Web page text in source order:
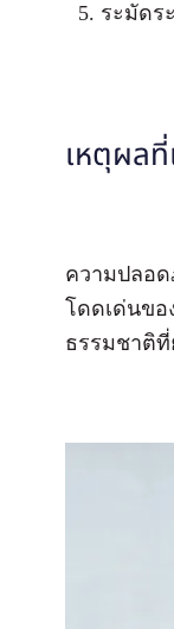
ระมัดร
เหตุผล
ความปลอด
โดดเด่นข
ธรรมชาติที่